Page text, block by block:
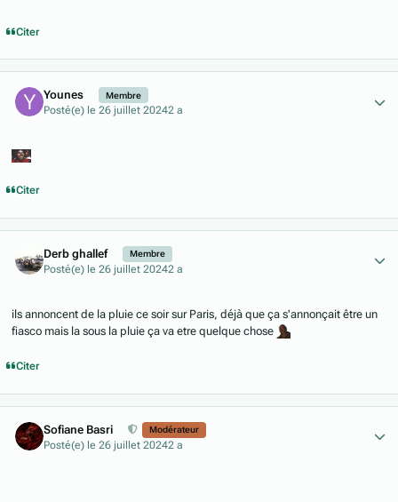
Citer
Younes Membre
Posté(e) le 26 juillet 20242 a
Citer
Derb ghallef Membre
Posté(e) le 26 juillet 20242 a
ils annoncent de la pluie ce soir sur Paris, déjà que ça s'annonçait être un
fiasco mais la sous la pluie ça va etre quelque chose
Citer
Sofiane Basri Modérateur
Posté(e) le 26 juillet 20242 a